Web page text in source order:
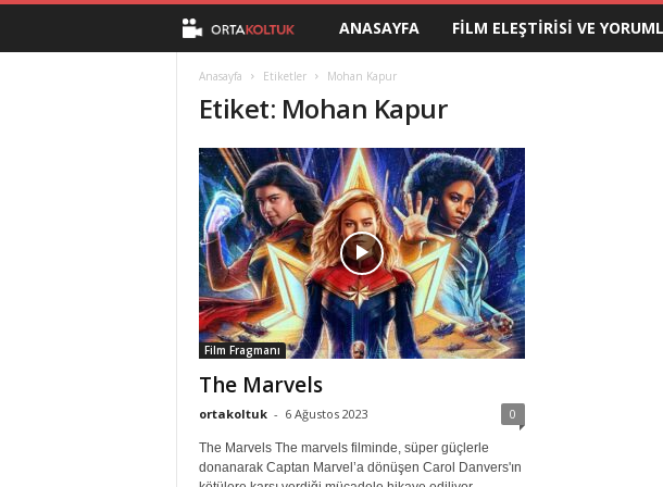
t
a
K
o
l
t
u
k
ANASAYFA FILM ELEŞTIRISI VE
Anasayfa Etiketler Mohan Kapur
Etiket: Mohan Kapur
Film Fragmanı
The Marvels
ortakoltuk - 6 Ağustos 2023 0
The Marvels The marvels filminde, süper güçlerle
donanarak Captan Marvel’a dönüşen Carol Danvers'ın